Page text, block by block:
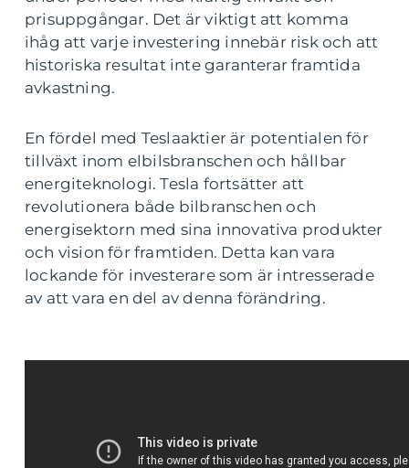
prisuppgångar. Det är viktigt att komma
ihåg att varje investering innebär risk och att
historiska resultat inte garanterar framtida
avkastning.
En fördel med Teslaaktier är potentialen för
tillväxt inom elbilsbranschen och hållbar
energiteknologi. Tesla fortsätter att
revolutionera både bilbranschen och
energisektorn med sina innovativa produkter
och vision för framtiden. Detta kan vara
lockande för investerare som är intresserade
av att vara en del av denna förändring.